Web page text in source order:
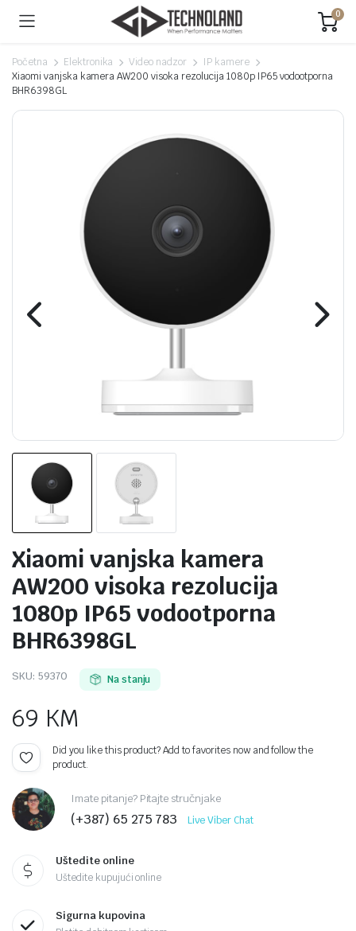
0
Početna Elektronika Video nadzor
IP kamere
Xiaomi vanjska kamera AW200 visoka rezolucija 1080p IP65 vodootporna
BHR6398GL
Xiaomi vanjska kamera
AW200 visoka rezolucija
1080p IP65 vodootporna
BHR6398GL
SKU: 59370 Na stanju
69 KM
Did you like this product? Add to favorites now and follow the
product.
Imate pitanje? Pitajte stručnjake
(+387) 65 275 783 Live Viber Chat
Uštedite online
Uštedite kupujući online
Sigurna kupovina